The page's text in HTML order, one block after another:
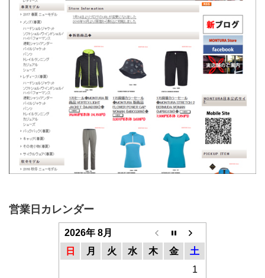
営業日カレンダー
2026年 8月
日
月 火 水 木 金
土
1